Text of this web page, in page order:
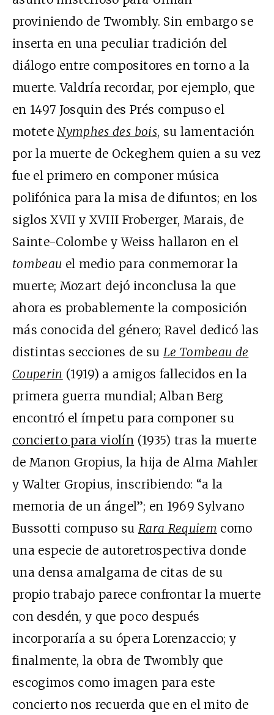
proviniendo de Twombly. Sin embargo se
inserta en una peculiar tradición del
diálogo entre compositores en torno a la
muerte. Valdría recordar, por ejemplo, que
en 1497 Josquin des Prés compuso el
motete Nymphes des bois, su lamentación
por la muerte de Ockeghem quien a su vez
fue el primero en componer música
polifónica para la misa de difuntos; en los
siglos XVII y XVIII Froberger, Marais, de
Sainte-Colombe y Weiss hallaron en el
tombeau el medio para conmemorar la
muerte; Mozart dejó inconclusa la que
ahora es probablemente la composición
más conocida del género; Ravel dedicó las
distintas secciones de su Le Tombeau de
Couperin (1919) a amigos fallecidos en la
primera guerra mundial; Alban Berg
encontró el ímpetu para componer su
concierto para violín (1935) tras la muerte
de Manon Gropius, la hija de Alma Mahler
y Walter Gropius, inscribiendo: “a la
memoria de un ángel”; en 1969 Sylvano
Bussotti compuso su Rara Requiem como
una especie de autoretrospectiva donde
una densa amalgama de citas de su
propio trabajo parece confrontar la muerte
con desdén, y que poco después
incorporaría a su ópera Lorenzaccio; y
finalmente, la obra de Twombly que
escogimos como imagen para este
concierto nos recuerda que en el mito de